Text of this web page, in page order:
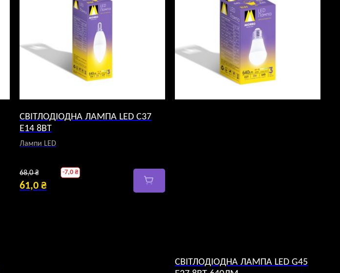
СВІТЛОДІОДНА ЛАМПА LED C37
E14 8ВТ
Лампи LED
68,0₴Оригінальна
ціна:
61,0 ₴
-7,0 ₴
СВІТЛОДІОДНА ЛАМПА LED G45